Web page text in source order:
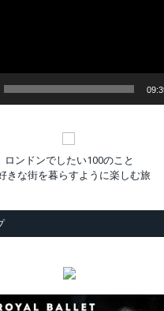
ロンドンでしたい100のこと
きな街を暮らすように楽しむ旅